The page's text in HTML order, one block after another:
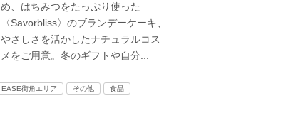
め、はちみつをたっぷり使った
〈Savorbliss〉のブランデーケーキ、
やさしさを活かしたナチュラルコス
メをご用意。冬のギフトや自分...
EASE街角エリア その他 食品